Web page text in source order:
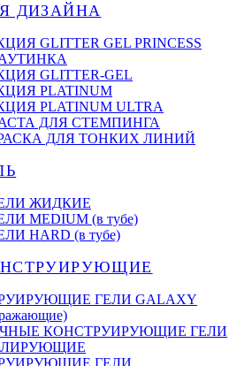
ДИЗАЙНА
GLITTER GEL PRINCESS
GLITTER-GEL
PLATINUM
PLATINUM ULTRA
ДЛЯ СТЕМПИНГА
ДЛЯ ТОНКИХ ЛИНИЙ
ЖИДКИЕ
MEDIUM (в тубе)
HARD (в тубе)
ГЕЛИ GALAXY
КОНСТРУИРУЮЩИЕ ГЕЛИ
ГЕЛИ